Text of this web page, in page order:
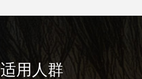
适用人群